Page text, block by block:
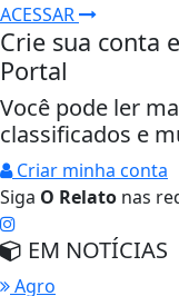
ACESSAR
Crie sua conta
Portal
Você pode ler
classificados e
Criar minha conta
Siga O Relato nas
EM NOTÍCIAS
Agro